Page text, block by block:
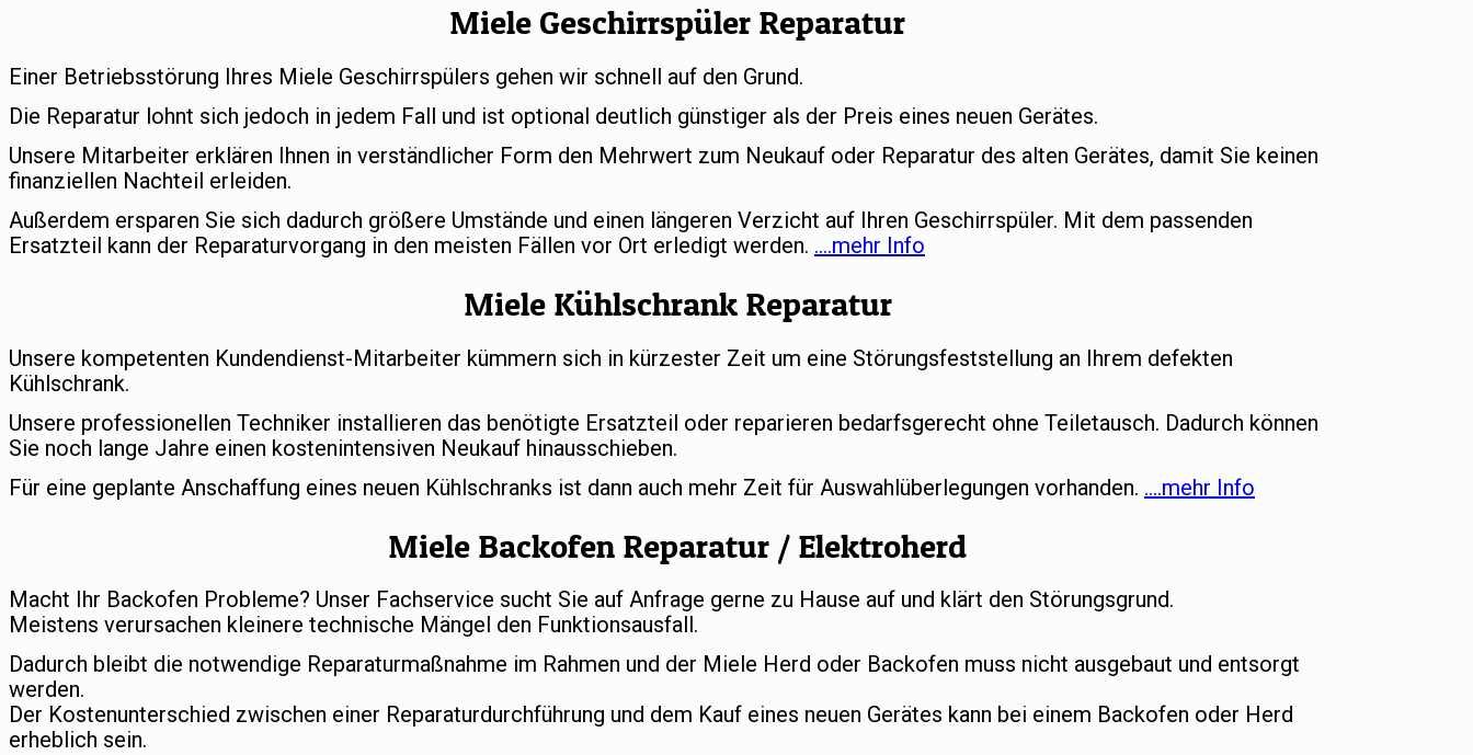
Miele Geschirrspüler Reparatur
Einer Betriebsstörung Ihres Miele Geschirrspülers gehen wir schnell auf den Grund.
Die Reparatur lohnt sich jedoch in jedem Fall und ist optional deutlich günstiger als der Preis eines neuen Gerätes.
Unsere Mitarbeiter erklären Ihnen in verständlicher Form den Mehrwert zum Neukauf oder Reparatur des alten Gerätes, damit Sie keinen
finanziellen Nachteil erleiden.
Außerdem ersparen Sie sich dadurch größere Umstände und einen längeren Verzicht auf Ihren Geschirrspüler. Mit dem passenden
Ersatzteil kann der Reparaturvorgang in den meisten Fällen vor Ort erledigt werden. ….mehr Info
Miele Kühlschrank Reparatur
Unsere kompetenten Kundendienst-Mitarbeiter kümmern sich in kürzester Zeit um eine Störungsfeststellung an Ihrem defekten
Kühlschrank.
Unsere professionellen Techniker installieren das benötigte Ersatzteil oder reparieren bedarfsgerecht ohne Teiletausch. Dadurch können
Sie noch lange Jahre einen kostenintensiven Neukauf hinausschieben.
Für eine geplante Anschaffung eines neuen Kühlschranks ist dann auch mehr Zeit für Auswahlüberlegungen vorhanden. ….mehr Info
Miele Backofen Reparatur / Elektroherd
Macht Ihr Backofen Probleme? Unser Fachservice sucht Sie auf Anfrage gerne zu Hause auf und klärt den Störungsgrund.
Meistens verursachen kleinere technische Mängel den Funktionsausfall.
Dadurch bleibt die notwendige Reparaturmaßnahme im Rahmen und der Miele Herd oder Backofen muss nicht ausgebaut und entsorgt
werden.
Der Kostenunterschied zwischen einer Reparaturdurchführung und dem Kauf eines neuen Gerätes kann bei einem Backofen oder Herd
erheblich sein.